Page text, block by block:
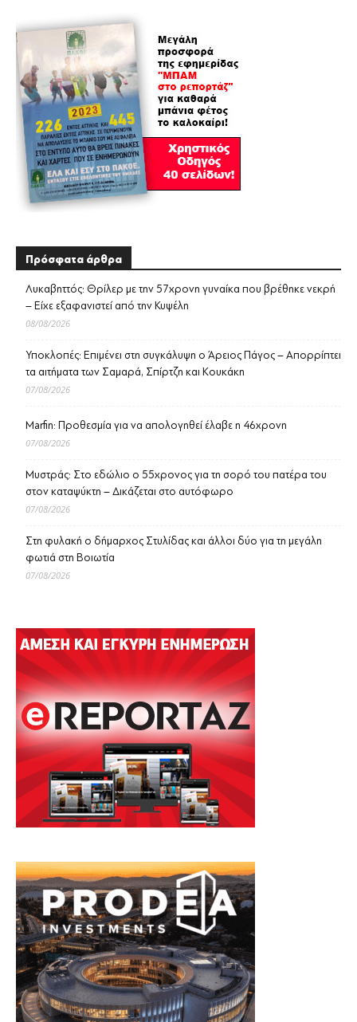
Πρόσφατα άρθρα
Λυκαβηττός: Θρίλερ με την 57χρονη γυναίκα που βρέθηκε νεκρή
– Είχε εξαφανιστεί από την Κυψέλη
08/08/2026
Υποκλοπές: Επιμένει στη συγκάλυψη ο Άρειος Πάγος – Απορρίπτει
τα αιτήματα των Σαμαρά, Σπίρτζη και Κουκάκη
07/08/2026
Marfin: Προθεσμία για να απολογηθεί έλαβε η 46χρονη
07/08/2026
Μυστράς: Στο εδώλιο ο 55χρονος για τη σορό του πατέρα του
στον καταψύκτη – Δικάζεται στο αυτόφωρο
07/08/2026
Στη φυλακή ο δήμαρχος Στυλίδας και άλλοι δύο για τη μεγάλη
φωτιά στη Βοιωτία
07/08/2026